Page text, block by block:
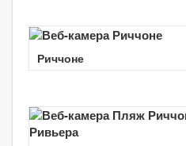
Риччоне